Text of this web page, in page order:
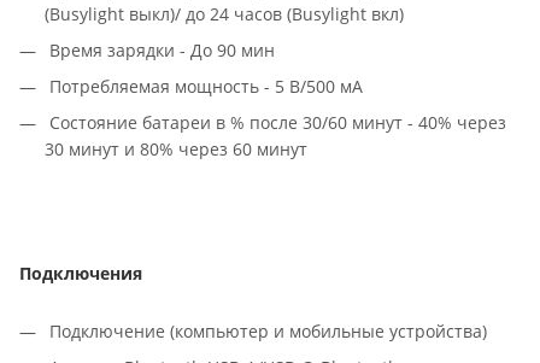
(Busylight выкл)/ до 24 часов (Busylight вкл)
Время зарядки - До 90 мин
Потребляемая мощность - 5 В/500 мА
Состояние батареи в % после 30/60 минут - 40% через
30 минут и 80% через 60 минут
Подключения
Подключение (компьютер и мобильные устройства)